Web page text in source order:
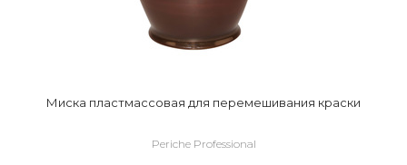
Миска пластмассовая для перемешивания краски
Periche Professional